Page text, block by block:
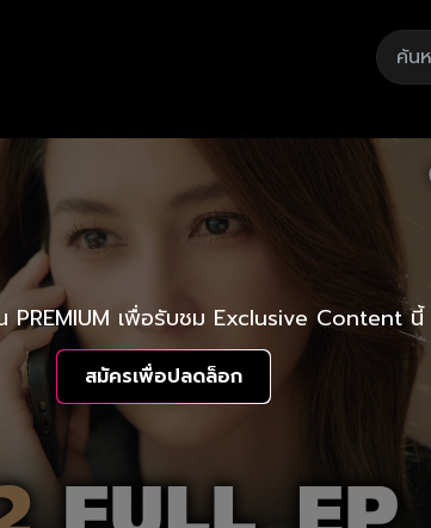
PREMIUM เพื่อรับชม Exclusive Content นี้
สมัครเพื่อปลดล็อก